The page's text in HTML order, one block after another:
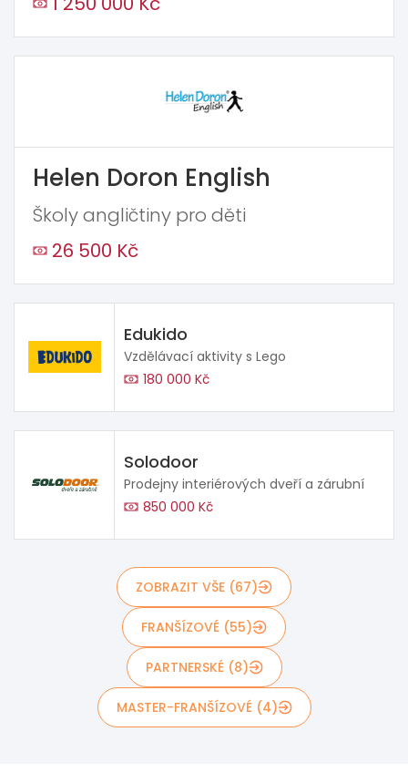
Helen Doron English
Školy angličtiny pro děti
26 500 Kč
Edukido
Vzdělávací aktivity s Lego
180 000 Kč
Solodoor
Prodejny interiérových dveří a zárubní
850 000 Kč
ZOBRAZIT VŠE (67)
FRANŠÍZOVÉ (55)
PARTNERSKÉ (8)
MASTER-FRANŠÍZOVÉ (4)